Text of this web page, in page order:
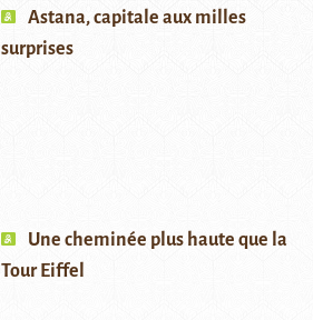
Astana, capitale aux milles
surprises
Une cheminée plus haute que la
Tour Eiffel